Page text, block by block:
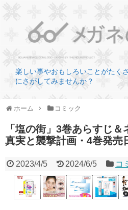
楽しい事やおもしろいことがたく
にさがしてみませんか？
ホーム コミック
「塩の街」3巻あらすじ
真実と襲撃計画・4巻発売
2023/4/5 2024/6/5 コ